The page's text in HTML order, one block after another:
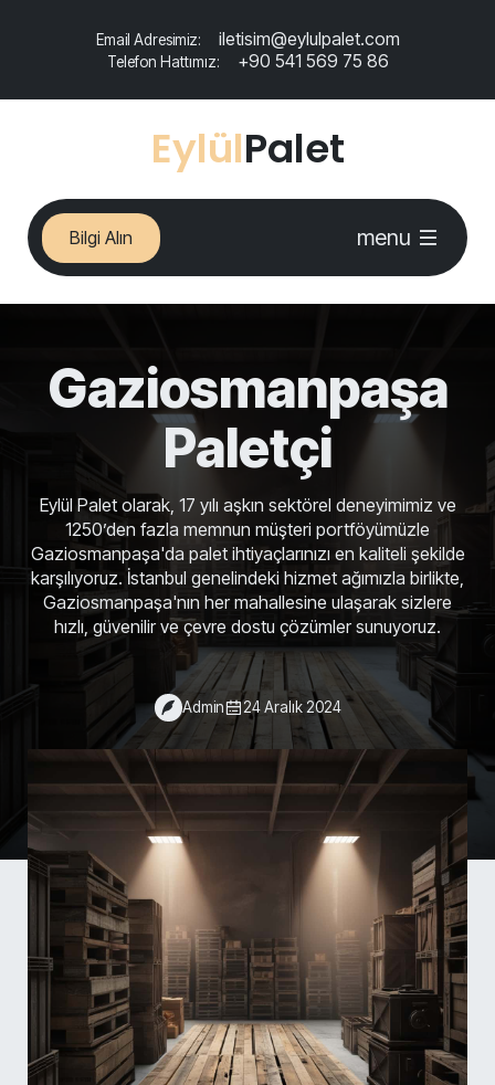
Email Adresimiz: iletisim@eylulpalet.com
Telefon Hattımız: +90 541 569 75 86
EylülPalet
Bilgi Alın menu
Gaziosmanpaşa
Paletçi
Eylül Palet olarak, 17 yılı aşkın sektörel deneyimimiz ve
1250’den fazla memnun müşteri portföyümüzle
Gaziosmanpaşa'da palet ihtiyaçlarınızı en kaliteli şekilde
karşılıyoruz. İstanbul genelindeki hizmet ağımızla birlikte,
Gaziosmanpaşa'nın her mahallesine ulaşarak sizlere
hızlı, güvenilir ve çevre dostu çözümler sunuyoruz.
Admin 24 Aralık 2024